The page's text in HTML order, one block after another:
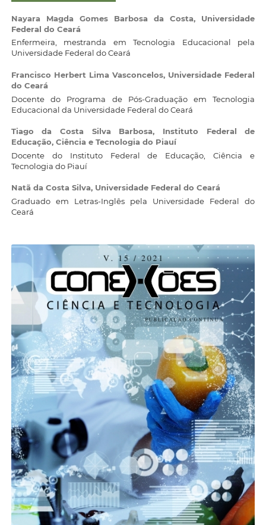
Nayara Magda Gomes Barbosa da Costa, Universidade
Federal do Ceará
Enfermeira, mestranda em Tecnologia Educacional pela
Universidade Federal do Ceará
Francisco Herbert Lima Vasconcelos, Universidade Federal
do Ceará
Docente do Programa de Pós-Graduação em Tecnologia
Educacional da Universidade Federal do Ceará
Tiago da Costa Silva Barbosa, Instituto Federal de
Educação, Ciência e Tecnologia do Piauí
Docente do Instituto Federal de Educação, Ciência e
Tecnologia do Piauí
Natã da Costa Silva, Universidade Federal do Ceará
Graduado em Letras-Inglês pela Universidade Federal do
Ceará